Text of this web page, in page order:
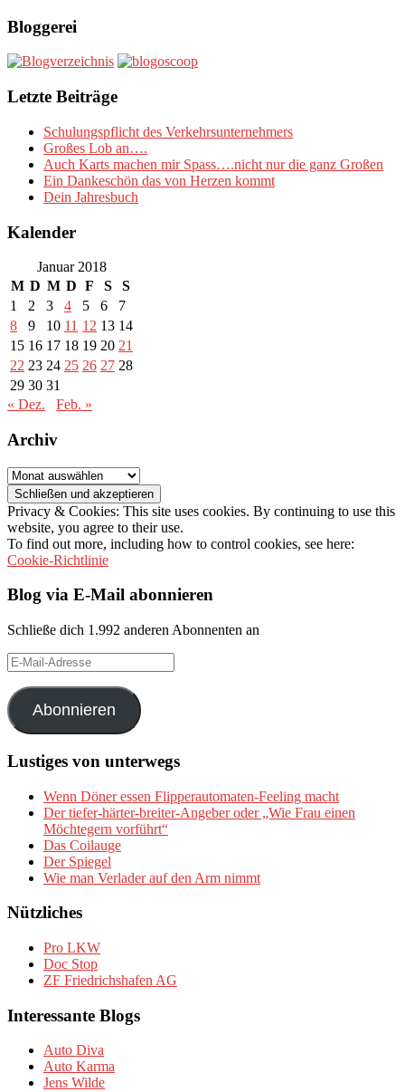
Bloggerei
Letzte Beiträge
Schulungspflicht des Verkehrsunternehmers
Großes Lob an….
Auch Karts machen mir Spass….nicht nur die ganz Großen
Ein Dankeschön das von Herzen kommt
Dein Jahresbuch
Kalender
Januar 2018
M D M D F S
S
1
2 3 4 5 6
7
8
9 10 11 12 13 14
15 16 17 18 19 20 21
22 23 24 25 26 27 28
29 30 31
« Dez.
Feb. »
Archiv
Archiv
Privacy & Cookies: This site uses cookies. By continuing to use this
website, you agree to their use.
To find out more, including how to control cookies, see here:
Cookie-Richtlinie
Blog via E-Mail abonnieren
Schließe dich 1.992 anderen Abonnenten an
E-
Mail-
Adresse
Abonnieren
Lustiges von unterwegs
Wenn Döner essen Flipperautomaten-Feeling macht
Der tiefer-härter-breiter-Angeber oder „Wie Frau einen
Möchtegern vorführt“
Das Coilauge
Der Spiegel
Wie man Verlader auf den Arm nimmt
Nützliches
Pro LKW
Doc Stop
ZF Friedrichshafen AG
Interessante Blogs
Auto Diva
Auto Karma
Jens Wilde